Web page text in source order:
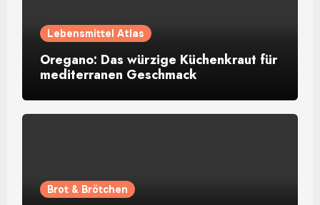
Lebensmittel Atlas
Oregano: Das würzige Küchenkraut für
mediterranen Geschmack
Brot & Brötchen